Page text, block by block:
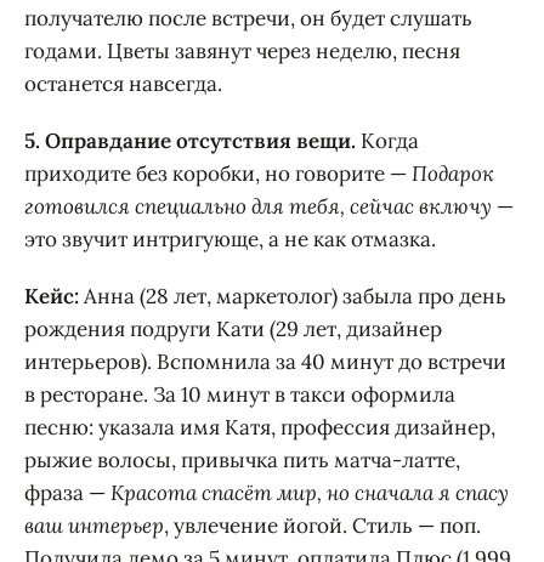
получателю после встречи, он будет слушать
годами. Цветы завянут через неделю, песня
останется навсегда.
5. Оправдание отсутствия вещи. Когда
приходите без коробки, но говорите —Подарок
готовился специально для тебя, сейчас включу —
это звучит интригующе, а не как отмазка.
Кейс:Анна (28 лет, маркетолог) забыла про день
рождения подруги Кати (29 лет, дизайнер
интерьеров). Вспомнила за 40 минут до встречи
в ресторане. За 10 минут в такси оформила
песню: указала имя Катя, профессия дизайнер,
рыжие волосы, привычка пить матча-латте,
фраза —Красота спасёт мир, но сначала я спасу
ваш интерьер, увлечение йогой. Стиль — поп.